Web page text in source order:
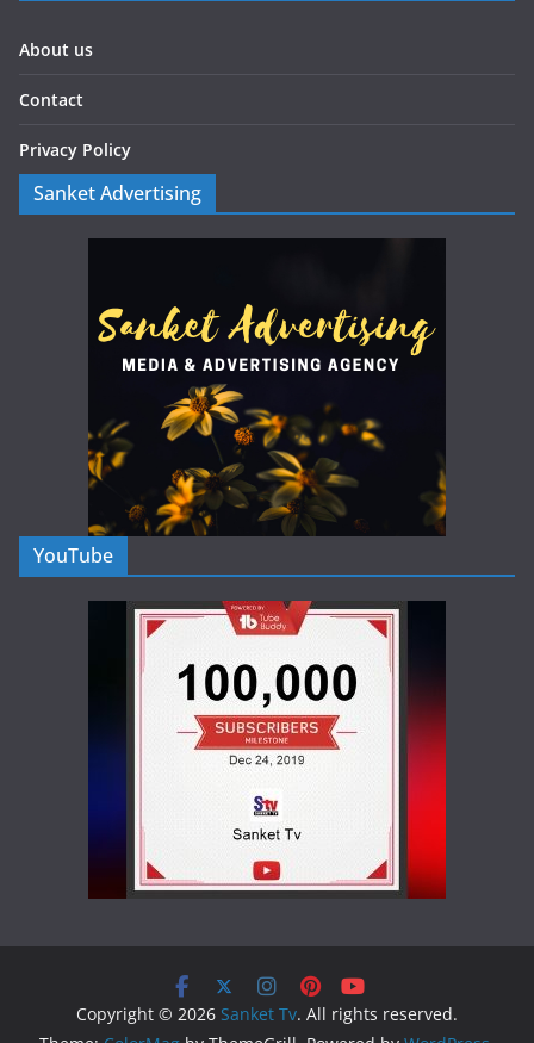
About us
Contact
Privacy Policy
Sanket Advertising
YouTube
Copyright © 2026 Sanket Tv. All rights reserved.